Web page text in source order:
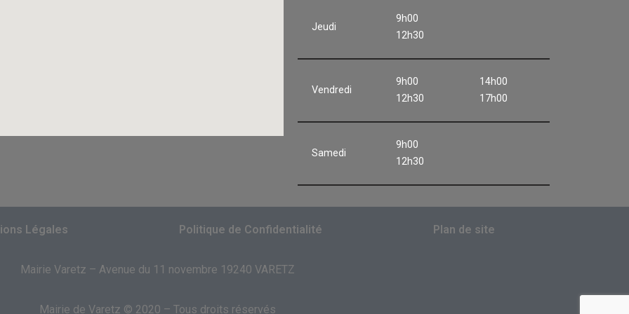
Jeudi
9h00
12h30
Vendredi
9h00
12h30
14h00
17h00
Samedi
9h00
12h30
Légales Politique de Confidentialité Plan de site
Mairie Varetz – Avenue du 11 novembre 19240 VARETZ
Mairie de Varetz © 2020 – Tous droits réservés